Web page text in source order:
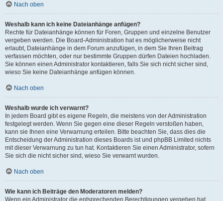
Nach oben
Weshalb kann ich keine Dateianhänge anfügen?
Rechte für Dateianhänge können für Foren, Gruppen und einzelne Benutzer
vergeben werden. Die Board-Administration hat es möglicherweise nicht
erlaubt, Dateianhänge in dem Forum anzufügen, in dem Sie Ihren Beitrag
verfassen möchten, oder nur bestimmte Gruppen dürfen Dateien hochladen.
Sie können einen Administrator kontaktieren, falls Sie sich nicht sicher sind,
wieso Sie keine Dateianhänge anfügen können.
Nach oben
Weshalb wurde ich verwarnt?
In jedem Board gibt es eigene Regeln, die meistens von der Administration
festgelegt werden. Wenn Sie gegen eine dieser Regeln verstoßen haben,
kann sie Ihnen eine Verwarnung erteilen. Bitte beachten Sie, dass dies die
Entscheidung der Administration dieses Boards ist und phpBB Limited nichts
mit dieser Verwarnung zu tun hat. Kontaktieren Sie einen Administrator, sofern
Sie sich die nicht sicher sind, wieso Sie verwarnt wurden.
Nach oben
Wie kann ich Beiträge den Moderatoren melden?
Wenn ein Administrator die entsprechenden Berechtigungen vergeben hat,